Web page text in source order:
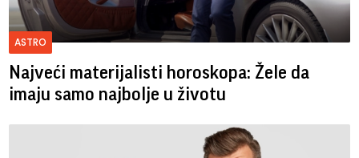
ASTRO
Najveći materijalisti horoskopa: Žele da
imaju samo najbolje u životu